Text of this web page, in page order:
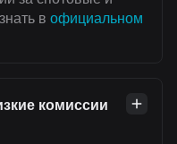
в официальном
комиссии